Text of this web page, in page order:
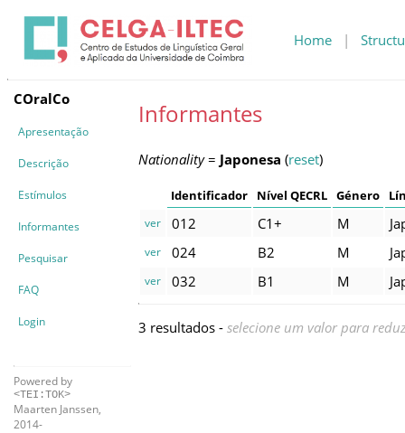
Home |
COralCo
Apresentação
Descrição
Estímulos
Informantes
Pesquisar
FAQ
Login
Powered by
<TEI:TOK>
Maarten Janssen,
2014-
Informantes
Nationality= Japonesa (reset)
Identificador Nível QECRL Género
ver 012 C1+ M
ver 024 B2 M
ver 032 B1 M
3 resultados - selecione um valor para